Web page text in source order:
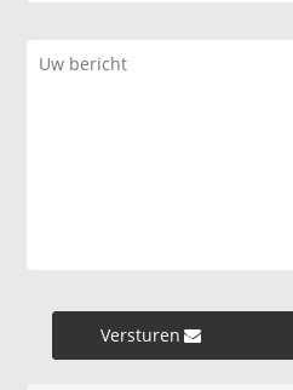
Versturen »